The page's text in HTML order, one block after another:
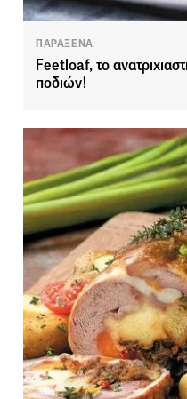
ΠΑΡΑΞΕΝΑ
Feetloaf, το
ποδιών!